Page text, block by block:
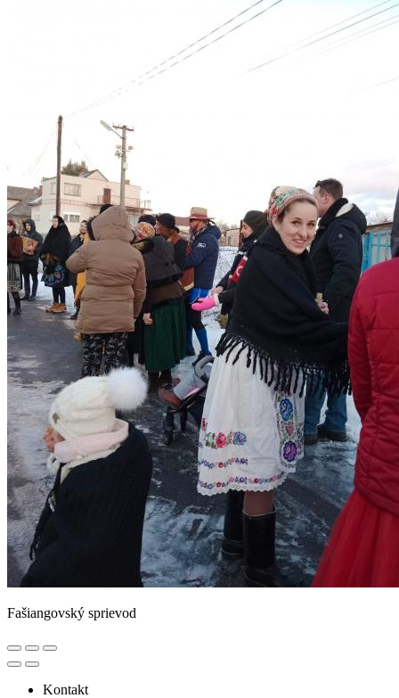
Fašiangovský sprievod
Kontakt